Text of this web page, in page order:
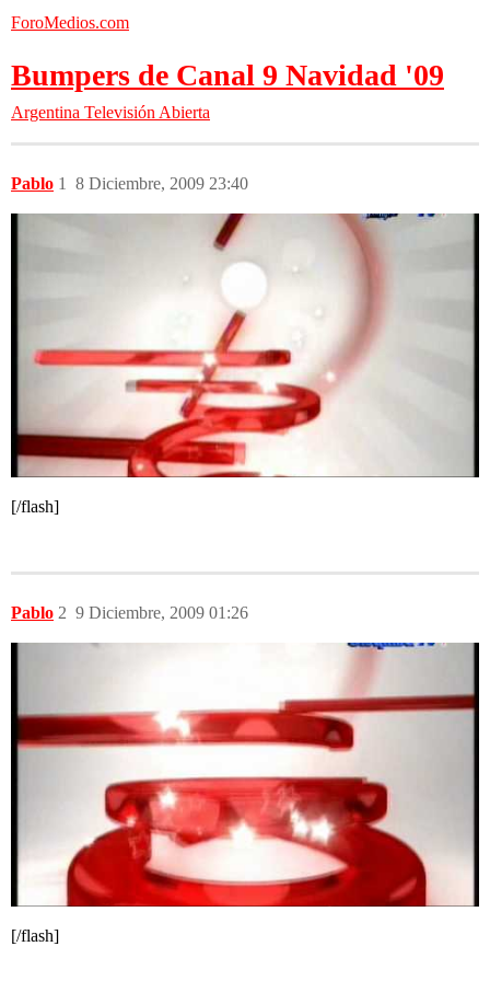
ForoMedios.com
Bumpers de Canal 9 Navidad '09
Argentina Televisión Abierta
Pablo 8 Diciembre, 2009 23:40
1
[/flash]
Pablo 9 Diciembre, 2009 01:26
2
[/flash]